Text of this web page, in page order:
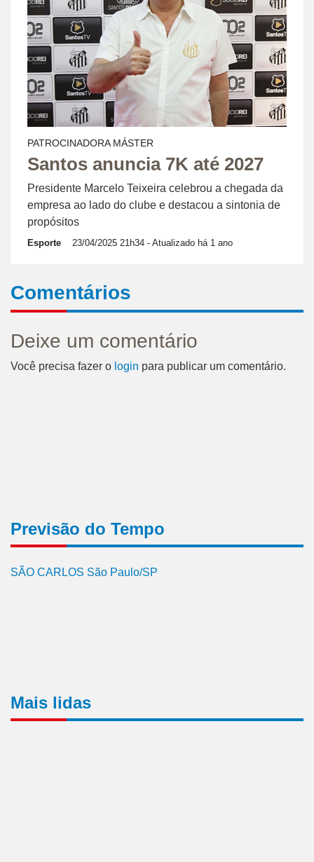
PATROCINADORA MÁSTER
Santos anuncia 7K até 2027
Presidente Marcelo Teixeira celebrou a chegada da
empresa ao lado do clube e destacou a sintonia de
propósitos
Esporte 23/04/2025 21h34 - Atualizado há 1 ano
Comentários
Deixe um comentário
Você precisa fazer o login para publicar um comentário.
Previsão do Tempo
SÃO CARLOS São Paulo/SP
Mais lidas